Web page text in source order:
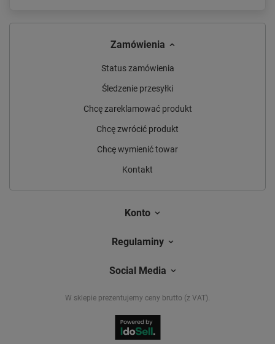
Zamówienia
Status zamówienia
Śledzenie przesyłki
Chcę zareklamować produkt
Chcę zwrócić produkt
Chcę wymienić towar
Kontakt
Konto
Regulaminy
Social Media
W sklepie prezentujemy ceny brutto (z VAT).